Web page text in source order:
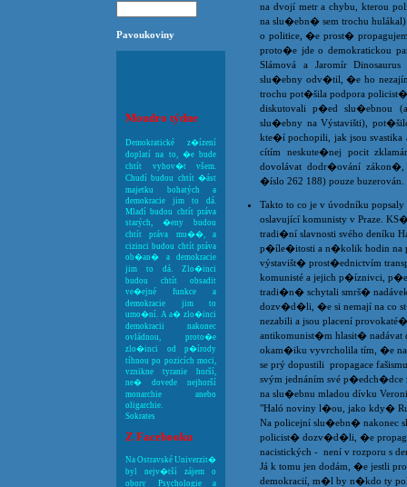
na dvojí metr a chybu, kterou
na slu�ebn� sem trochu
o politice, �e prost�
proto�e jde o demokratickou
Slámová a Jaromír
slu�ebny odv�til, �e ho
trochu pot�šila podpora
diskutovali p�ed slu�ebnou
slu�ebny na Výstavišti),
kte�í pochopili, jak jsou svastika
cítím neskute�nej pocit
dovolávat dodr�ování
�íslo 262 188) pouze
Takto to co je v úvodníku
oslavující komunisty v Praze.
tradi�ní slavnosti svého deníku
p�íle�itosti a n�kolik hodin na
výstavišt� prost�ednictvím
komunisté a jejich p�íznivci,
tradi�n� schytali smrš�
dozv�d�li, �e si nemají na co
nezabili a jsou placení
antikomunist�m hlasit�
okam�iku vyvrcholila tím, �e
se prý dopustili propagace
svým jednáním své
na slu�ebnu mladou dívku
"Haló noviny l�ou, jako kdy�
Na policejní slu�ebn� nakonec
policist� dozv�d�li, �e
nacistických - není v rozporu s
Já k tomu jen dodám, �e jestli
demokracií, m�l by n�kdo ty
Pavoukoviny
Moudro týdne
Demokratické z�ízení
doplatí na to, �e bude
chtít vyhov�t všem.
Chudí budou chtít �ást
majetku bohatých a
demokracie jim to dá.
Mladí budou chtít práva
starých, �eny budou
chtít práva mu��, a
cizinci budou chtít práva
ob�an� a demokracie
jim to dá. Zlo�inci
budou chtít obsadit
ve�ejné funkce a
demokracie jim to
umo�ní. A a� zlo�inci
demokracii nakonec
ovládnou, proto�e
zlo�inci od p�írody
tíhnou po pozicích moci,
vznikne tyranie horší,
ne� dovede nejhorší
monarchie anebo
oligarchie.
Sokrates
Z Facebooku
Na Ostravské Univerzit�
byl nejv�tší zájem o
obory Psychologie a